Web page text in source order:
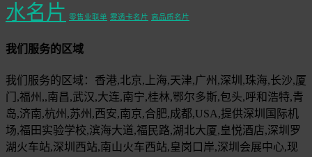
水名片 零售业联单 雾透卡名片 高品质名片
我们服务的区域
我们服务的区域：香港,北京,上海,天津,广州,深圳,珠海,长沙,厦
门,福州,,南昌,武汉,大连,南宁,桂林,鄂尔多斯,包头,呼和浩特,青
岛,济南,杭州,苏州,西安,南京,合肥,成都,USA,提供深圳国际机
场,福田实验学校,滨海大道,福民路,湖北大厦,皇悦酒店,深圳罗
湖火车站,深圳西站,南山火车西站,皇岗口岸,深圳会展中心,现